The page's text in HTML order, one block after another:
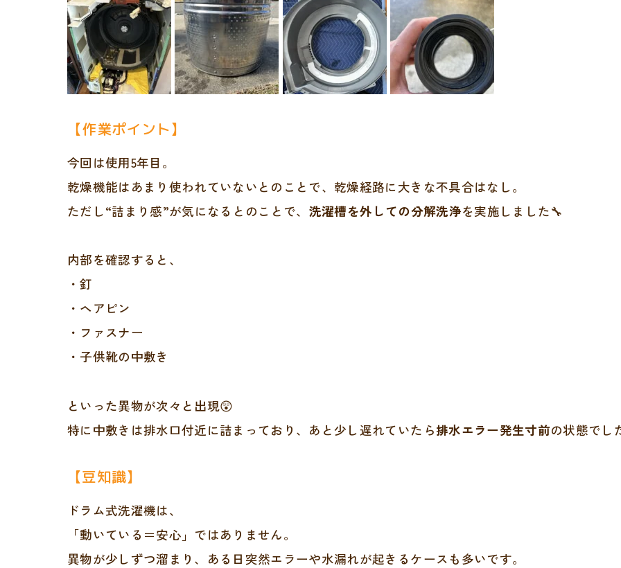
【作業ポイント】
今回は使用5年目。
乾燥機能はあまり使われていないとのことで、乾燥経路に大きな不具合はなし。
ただし“詰まり感”が気になるとのことで、 洗濯槽を外しての分解洗浄を実施しました🔧
内部を確認すると、
・釘
・ヘアピン
・ファスナー
・子供靴の中敷き
といった異物が次々と出現😲
特に中敷きは排水口付近に詰まっており、あと少し遅れていたら排水エラー発生寸前の状態でし
【豆知識】
ドラム式洗濯機は、
「動いている＝安心」ではありません。
異物が少しずつ溜まり、ある日突然エラーや水漏れが起きるケースも多いです。